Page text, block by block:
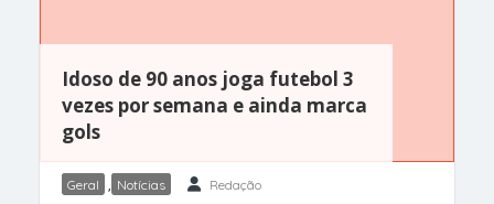
Idoso de 90 anos joga futebol 3
vezes por semana e ainda marca
gols
Geral , Notícias Redação